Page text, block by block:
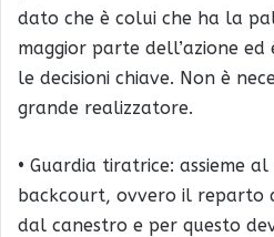
dato che è colui che ha la
maggior parte dell’azione
le decisioni chiave. Non è
grande realizzatore.
• Guardia tiratrice: assieme
backcourt, ovvero il reparto
dal canestro e per questo